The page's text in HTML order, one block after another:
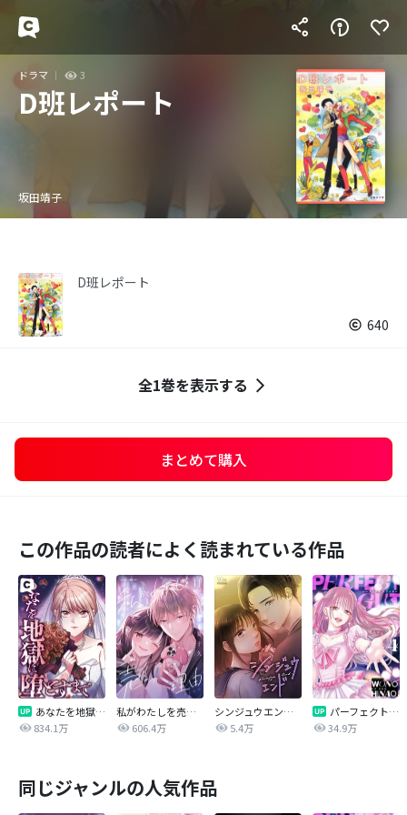
ドラマ 3
D班レポート
坂田靖子
D班レポート
640
全1巻を表示する
まとめて購入
この作品の読者によく読まれている作品
あなたを地獄に堕とすまで
834.1万
私がわたしを売る理由
606.4万
シンジュウエンド【タテヨミ】
5.4万
パーフェクトグリッター
34.9万
同じジャンルの人気作品